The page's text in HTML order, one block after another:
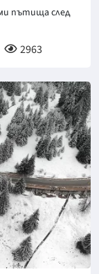
пътища след
2963